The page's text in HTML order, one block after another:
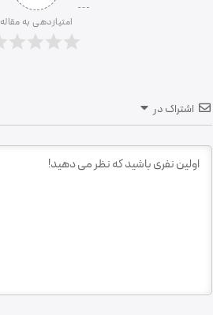
امتیازدهی به مقاله
اشتراک در